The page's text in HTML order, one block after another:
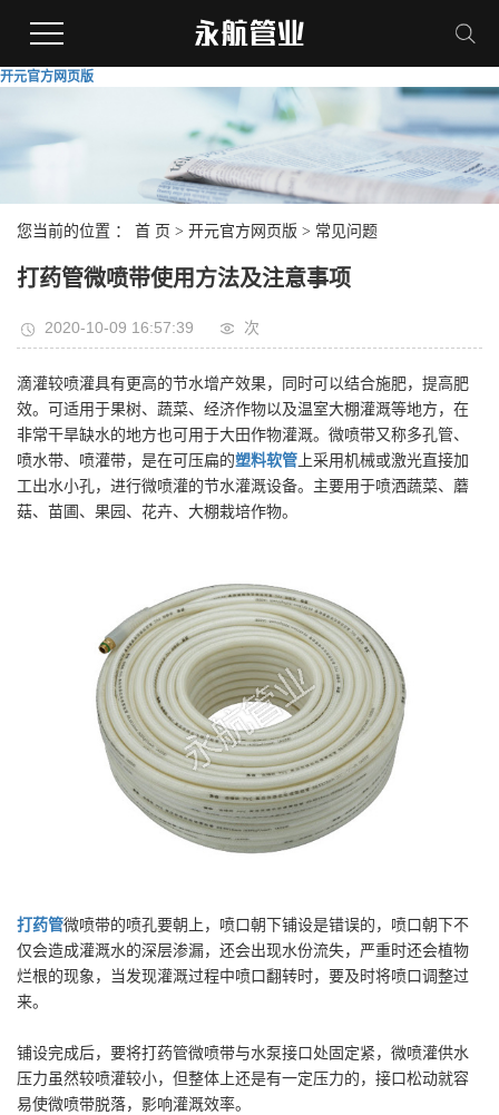
开元官方网页版
您当前的位置 ： 首 页 > 开元官方网页版 > 常见问题
打药管微喷带使用方法及注意事项
2020-10-09 16:57:39 次
滴灌较喷灌具有更高的节水增产效果，同时可以结合施肥，提高肥
效。可适用于果树、蔬菜、经济作物以及温室大棚灌溉等地方，在
非常干旱缺水的地方也可用于大田作物灌溉。微喷带又称多孔管、
喷水带、喷灌带，是在可压扁的塑料软管 上采用机械或激光直接加
工出水小孔，进行微喷灌的节水灌溉设备。主要用于喷洒蔬菜、蘑
菇、苗圃、果园、花卉、大棚栽培作物。
打药管微喷带的喷孔要朝上，喷口朝下铺设是错误的，喷口朝下不
仅会造成灌溉水的深层渗漏，还会出现水份流失，严重时还会植物
烂根的现象，当发现灌溉过程中喷口翻转时，要及时将喷口调整过
来。
铺设完成后，要将打药管微喷带与水泵接口处固定紧，微喷灌供水
压力虽然较喷灌较小，但整体上还是有一定压力的，接口松动就容
易使微喷带脱落，影响灌溉效率。